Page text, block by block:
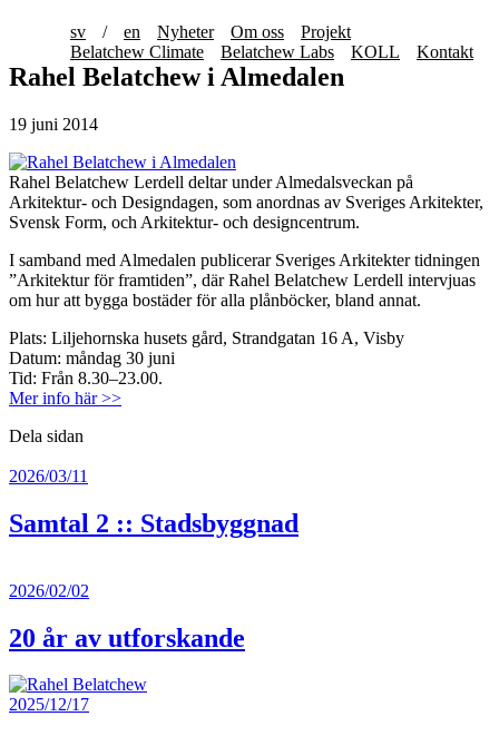
sv / en Nyheter Om oss
Projekt
Belatchew Climate
Belatchew Labs KOLL Kontakt
Rahel Belatchew i Almedalen
19 juni 2014
Rahel Belatchew Lerdell deltar under Almedalsveckan på
Arkitektur- och Designdagen, som anordnas av Sveriges Arkitekter,
Svensk Form, och Arkitektur- och designcentrum.
I samband med Almedalen publicerar Sveriges Arkitekter tidningen
”Arkitektur för framtiden”, där Rahel Belatchew Lerdell intervjuas
om hur att bygga bostäder för alla plånböcker, bland annat.
Plats: Liljehornska husets gård, Strandgatan 16 A, Visby
Datum: måndag 30 juni
Tid: Från 8.30–23.00.
Mer info här >>
Dela sidan
2026/03/11
Samtal 2 :: Stadsbyggnad
2026/02/02
20 år av utforskande
2025/12/17